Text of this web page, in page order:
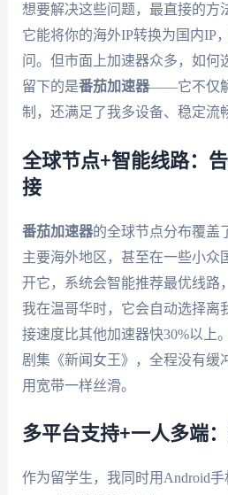
想要解决这些问题，最直接的方
它能将你的海外IP转换为国内IP
问。但市面上加速器众多，如何
留下的是番茄加速器——它不仅
制，还满足了我多设备、稳定流
全球节点+智能线路：
接
番茄加速器的全球节点分布覆盖
主要海外地区，甚至在一些小众
开它，系统会智能推荐最优线路
我在温哥华时，它会自动选择离
接速度比其他加速器快30%以上
剧集《新闻女王》，全程没有缓
用宽带一样丝滑。
多平台支持+一人多端
作为留学生，我同时用Android手